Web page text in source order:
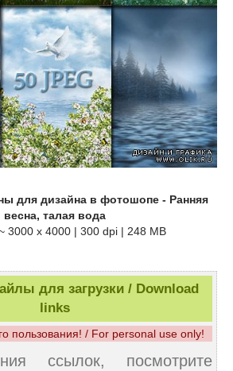
для дизайна в фотошопе - Ранняя
весна, талая вода
3000 x 4000 | 300 dpi | 248 MB
для загрузки / Download
links
пользования! / For personal use only!
ссылок, посмотрите